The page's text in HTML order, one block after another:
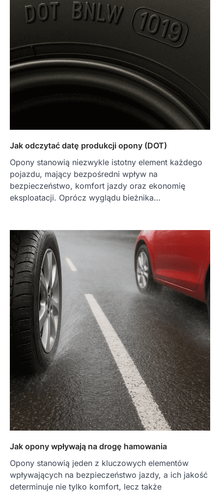
Jak odczytać datę produkcji opony (DOT)
Opony stanowią niezwykle istotny element każdego
pojazdu, mający bezpośredni wpływ na
bezpieczeństwo, komfort jazdy oraz ekonomię
eksploatacji. Oprócz wyglądu bieżnika…
Jak opony wpływają na drogę hamowania
Opony stanowią jeden z kluczowych elementów
wpływających na bezpieczeństwo jazdy, a ich jakość
determinuje nie tylko komfort, lecz także